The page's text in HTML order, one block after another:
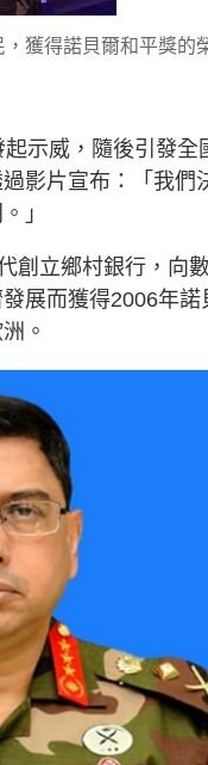
獲得諾貝爾和平獎的
示威，隨後引發
影片宣布：「我們
」
創立鄉村銀行，向
展而獲得2006年
。